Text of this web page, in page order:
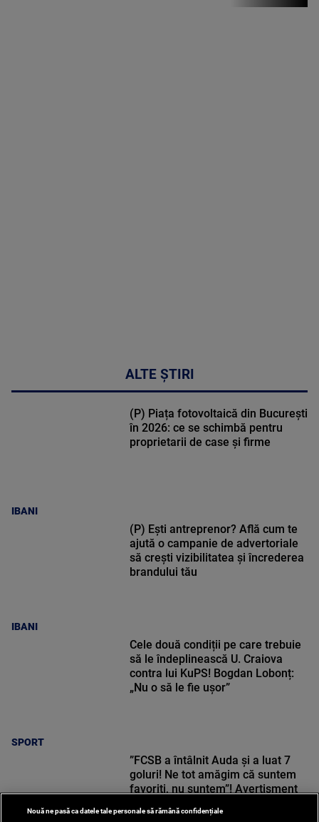
ALTE ȘTIRI
IBANI
(P) Piața fotovoltaică din București
în 2026: ce se schimbă pentru
proprietarii de case și firme
IBANI
(P) Ești antreprenor? Află cum te
ajută o campanie de advertoriale
să crești vizibilitatea și încrederea
brandului tău
SPORT
Cele două condiții pe care trebuie
să le îndeplinească U. Craiova
contra lui KuPS! Bogdan Lobonț:
„Nu o să le fie ușor”
”FCSB a întâlnit Auda și a luat 7
goluri! Ne tot amăgim că suntem
favoriți, nu suntem”! Avertisment
VOYO SPORT LIVE
Nouă ne pasă ca datele tale personale să rămână confidențiale